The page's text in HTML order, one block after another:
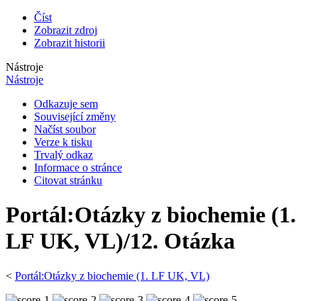
Číst
Zobrazit zdroj
Zobrazit historii
Nástroje
Nástroje
Odkazuje sem
Související změny
Načíst soubor
Verze k tisku
Trvalý odkaz
Informace o stránce
Citovat stránku
Portál:Otázky z biochemie (1.
LF UK, VL)/12. Otázka
< Portál:Otázky z biochemie (1. LF UK, VL)